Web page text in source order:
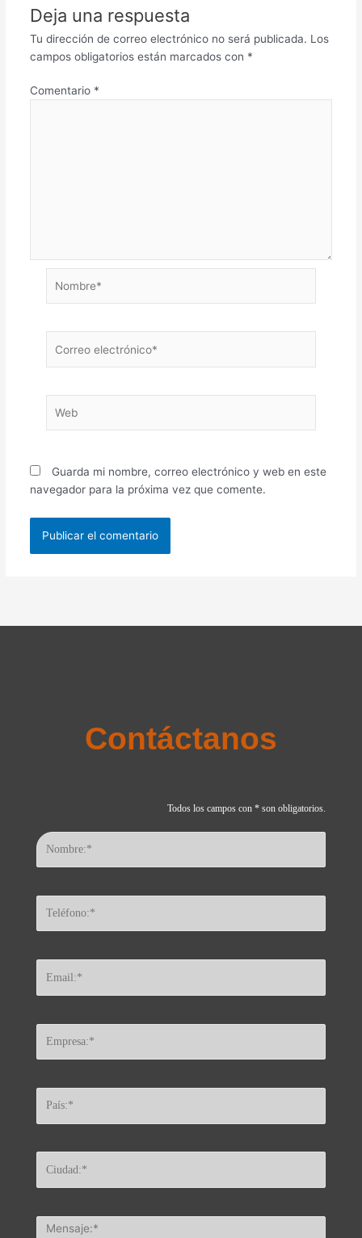
Deja una respuesta
Tu dirección de correo electrónico no será publicada. Los
campos obligatorios están marcados con *
Comentario *
electrónico*
Guarda mi nombre, correo electrónico y web en este
navegador para la próxima vez que comente.
Contáctanos
Todos los campos con * son obligatorios.